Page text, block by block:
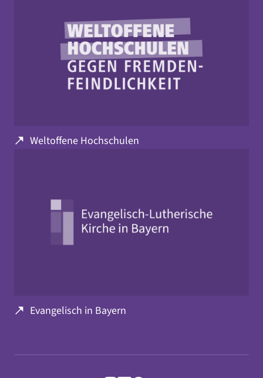
Weltoffene Hochschulen
Evangelisch in Bayern